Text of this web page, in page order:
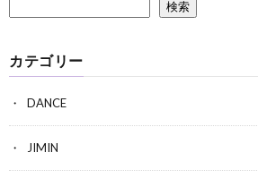
検索
カテゴリー
DANCE
JIMIN